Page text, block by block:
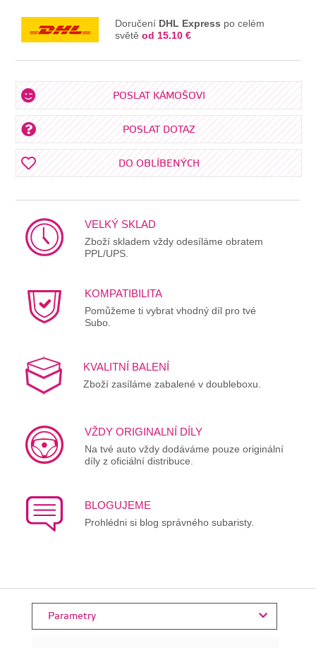
Doručení DHL Express po celém
světěod 15.10 €
POSLAT KÁMOŠOVI
POSLAT DOTAZ
DO OBLÍBENÝCH
VELKÝ SKLAD
Zboží skladem vždy odesíláme obratem
PPL/UPS.
KOMPATIBILITA
Pomůžeme ti vybrat vhodný díl pro tvé
Subo.
KVALITNÍ BALENÍ
Zboží zasíláme zabalené v doubleboxu.
VŽDY ORIGINALNÍ DÍLY
Na tvé auto vždy dodáváme pouze originální
díly z oficiální distribuce.
BLOGUJEME
Prohlédni si blog správného subaristy.
Parametry